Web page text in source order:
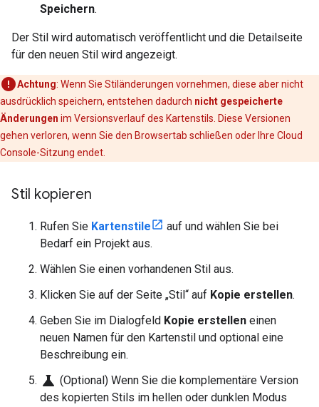
Speichern.
Der Stil wird automatisch veröffentlicht und die Detailseite
für den neuen Stil wird angezeigt.
Achtung: Wenn Sie Stiländerungen vornehmen, diese aber nicht
ausdrücklich speichern, entstehen dadurch nicht gespeicherte
Änderungen im Versionsverlauf des Kartenstils. Diese Versionen
gehen verloren, wenn Sie den Browsertab schließen oder Ihre Cloud
Console-Sitzung endet.
Stil kopieren
Rufen Sie Kartenstile
auf und wählen Sie bei
Bedarf ein Projekt aus.
Wählen Sie einen vorhandenen Stil aus.
Klicken Sie auf der Seite „Stil“ auf Kopie erstellen.
Geben Sie im Dialogfeld Kopie erstellen einen
neuen Namen für den Kartenstil und optional eine
Beschreibung ein.
science (Optional) Wenn Sie die komplementäre Version
des kopierten Stils im hellen oder dunklen Modus